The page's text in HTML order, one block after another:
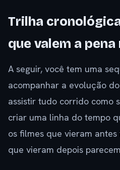
Trilha
que valem a
A seguir, você tem uma
acompanhar a evolução
assistir tudo corrido como
criar uma linha do tempo
os filmes que vieram
que vieram depois